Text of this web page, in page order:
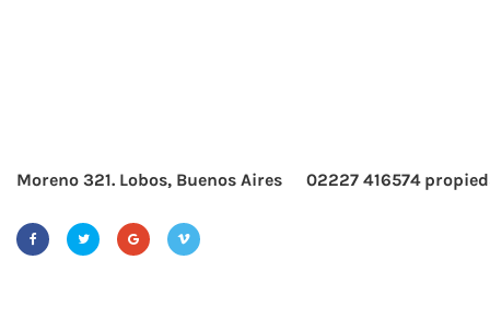
Moreno 321. Lobos, Buenos Aires 02227 416574